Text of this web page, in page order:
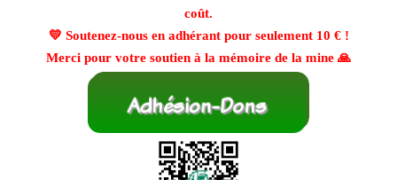
coût.
💛 Soutenez-nous en adhérant pour seulement 10 €!
Merci pour votre soutien à la mémoire de la mine 🙏